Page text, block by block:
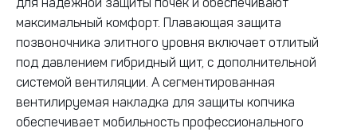
для надёжной защиты почек и обеспечивают
максимальный комфорт. Плавающая защита
позвоночника элитного уровня включает отлитый
под давлением гибридный щит, с дополнительной
системой вентиляции. А сегментированная
вентилируемая накладка для защиты копчика
обеспечивает мобильность профессионального